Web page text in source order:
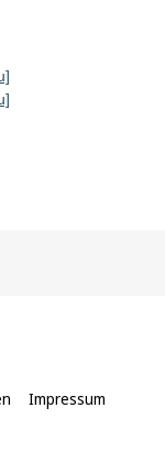
Impressum